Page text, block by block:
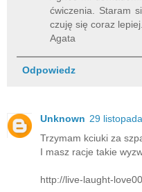
ćwiczenia. Staram
czuję się coraz lepiej.
Agata
Odpowiedz
Unknown 29
Trzymam kciuki za
I masz racje takie
http://live-laught-